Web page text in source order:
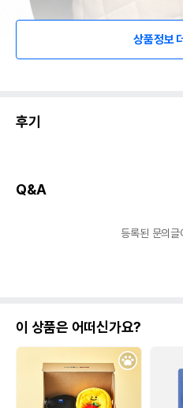
상품정보
후기
Q&A
등록된 문의
이 상품은 어떠신가요?